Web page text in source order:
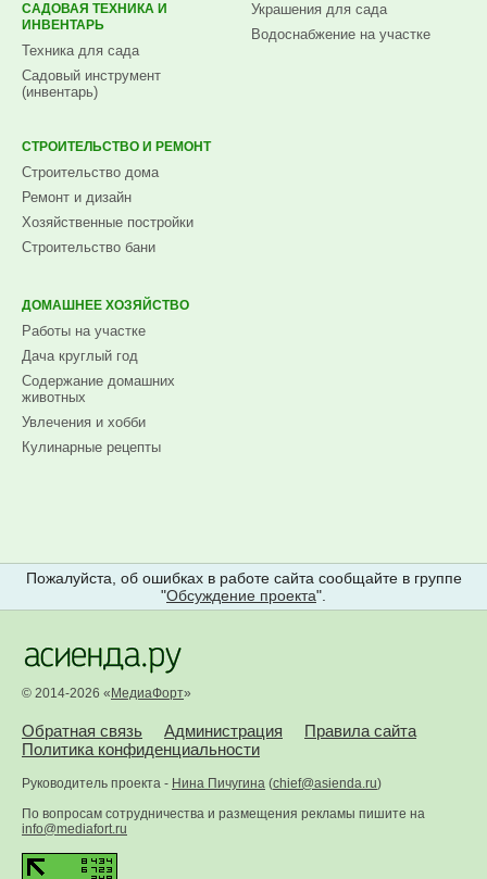
САДОВАЯ ТЕХНИКА И
ИНВЕНТАРЬ
Техника для сада
Садовый инструмент
(инвентарь)
Украшения для сада
Водоснабжение на участке
СТРОИТЕЛЬСТВО И РЕМОНТ
Строительство дома
Ремонт и дизайн
Хозяйственные постройки
Строительство бани
ДОМАШНЕЕ ХОЗЯЙСТВО
Работы на участке
Дача круглый год
Содержание домашних
животных
Увлечения и хобби
Кулинарные рецепты
Пожалуйста, об ошибках в работе сайта сообщайте в группе
"Обсуждение проекта".
© 2014-2026 « МедиаФорт»
Обратная связь Администрация
Правила сайта
Политика конфиденциальности
Руководитель проекта - Нина Пичугина (chief@asienda.ru)
По вопросам сотрудничества и размещения рекламы пишите на
info@mediafort.ru